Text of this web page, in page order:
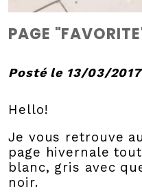
PAGE
Posté le 13/03/2017
Hello!
Je vous retrouve
page hivernale
blanc, gris avec
noir.